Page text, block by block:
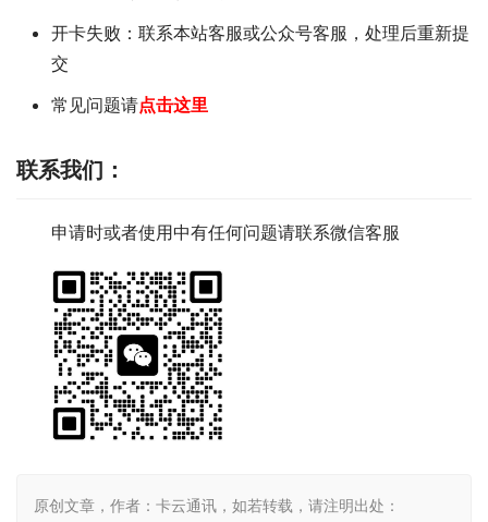
开卡失败：联系本站客服或公众号客服，处理后重新提
交
常见问题请点击这里
联系我们 ：
申请时或者使用中有任何问题请联系微信客服
原创文章，作者：卡云通讯，如若转载，请注明出处：